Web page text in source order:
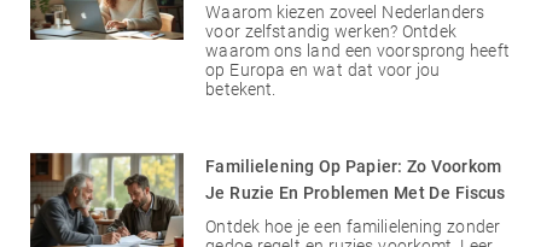
Waarom kiezen zoveel Nederlanders
voor zelfstandig werken? Ontdek
waarom ons land een voorsprong heeft
op Europa en wat dat voor jou
betekent.
Familielening Op Papier: Zo Voorkom
Je Ruzie En Problemen Met De Fiscus
Ontdek hoe je een familielening zonder